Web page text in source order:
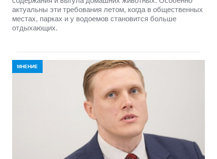
актуальны эти требования летом, когда в общественных
местах, парках и у водоемов становится больше
отдыхающих.
МНЕНИЕ